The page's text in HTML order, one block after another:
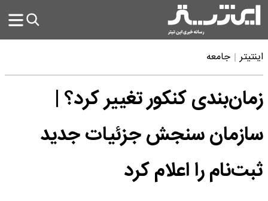
اینتیتر جامعه
زمان‌بندی کنکور تغییر کرد؟ |
سازمان سنجش جزئیات جدید
ثبت‌نام را اعلام کرد